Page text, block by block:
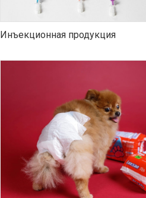
Инъекционная продукция